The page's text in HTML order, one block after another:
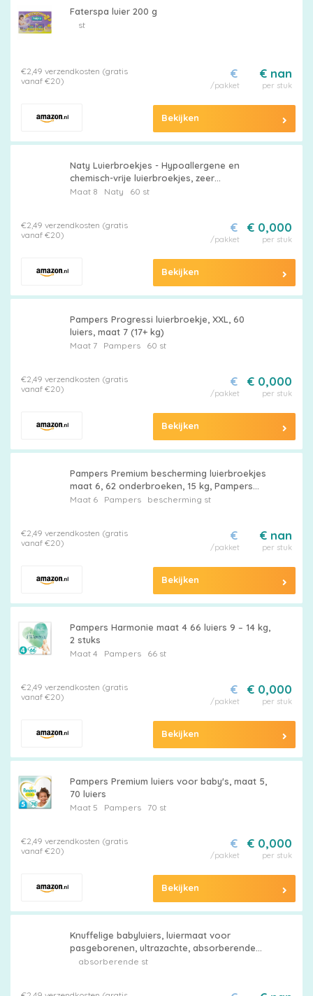
Faterspa luier 200 g
st
€2,49 verzendkosten (gratis
vanaf €20)
€ nan
per stuk
€
/pakket
Bekijken
Naty Luierbroekjes - Hypoallergene en
chemisch-vrije luierbroekjes, zeer
absorberende en milieuvriendelijke
Maat 8 Naty 60 st
€2,49 verzendkosten (gratis
vanaf €20)
€ 0,000
per stuk
€
/pakket
Bekijken
Pampers Progressi luierbroekje, XXL, 60
luiers, maat 7 (17+ kg)
Maat 7 Pampers60 st
€2,49 verzendkosten (gratis
vanaf €20)
€ 0,000
per stuk
€
/pakket
Bekijken
Pampers Premium bescherming luierbroekjes
maat 6, 62 onderbroeken, 15 kg, Pampers
slips nr. 1 voor comfort en grip, gemakkelijk
Maat 6 Pampersbescherming st
€2,49 verzendkosten (gratis
vanaf €20)
€ nan
per stuk
€
/pakket
Bekijken
Pampers Harmonie maat 4 66 luiers 9 – 14 kg,
2 stuks
Maat 4 Pampers66 st
€2,49 verzendkosten (gratis
vanaf €20)
€ 0,000
per stuk
€
/pakket
Bekijken
Pampers Premium luiers voor baby's, maat 5,
70 luiers
Maat 5 Pampers70 st
€2,49 verzendkosten (gratis
vanaf €20)
€ 0,000
per stuk
€
/pakket
Bekijken
Knuffelige babyluiers, luiermaat voor
pasgeborenen, ultrazachte, absorberende
luiers voor pasgeborenen, vochtafvoerend,
absorberende st